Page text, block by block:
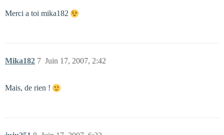
Merci a toi mika182
Mika182 Juin 17, 2007, 2:42
7
Mais, de rien !